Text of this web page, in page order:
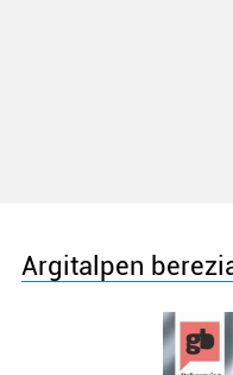
Argitalpen